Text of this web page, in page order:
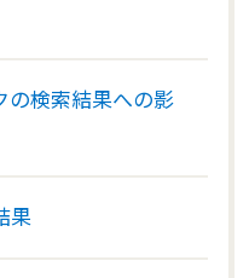
の検索結果への影
果